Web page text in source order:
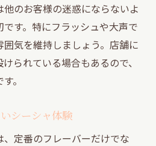
のお客様の迷惑にならないよ
す。特にフラッシュや大声で
気を維持しましょう。店舗に
られている場合もあるので、
。
シーシャ体験
定番のフレーバーだけでな